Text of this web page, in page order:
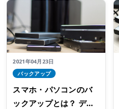
コンのバックアップ方
法を解説
2021年04月23日
バックアップ
スマホ・パソコンのバ
ックアップとは？ デー